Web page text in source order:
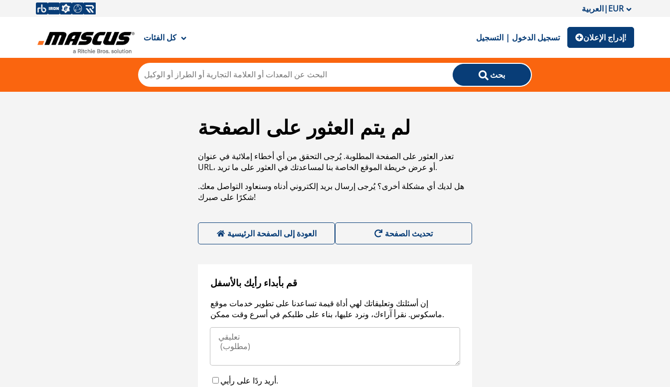
العربية|EUR
كل الفئات تسجيل الدخول | التسجيل إدراج الإعلان!
بحث
لم يتم العثور على الصفحة
تعذر العثور على الصفحة المطلوبة. يُرجى التحقق من أي أخطاء إملائية في عنوان
URL، أو عرض خريطة الموقع الخاصة بنا لمساعدتك في العثور على ما تريد.
هل لديك أي مشكلة أخرى؟ يُرجى إرسال بريد إلكتروني أدناه وسنعاود التواصل معك.
شكرًا على صبرك!
العودة إلى الصفحة الرئيسية
قم بأبداء رأيك بالأسفل
إن أسئلتك وتعليقاتك لهي أداة قيمة تساعدنا على تطوير خدمات موقع
ماسكوس. نقرأ آراءك، ونرد عليها، بناء على طلبكم في أسرع وقت ممكن.
أريد ردًا على رأيي.